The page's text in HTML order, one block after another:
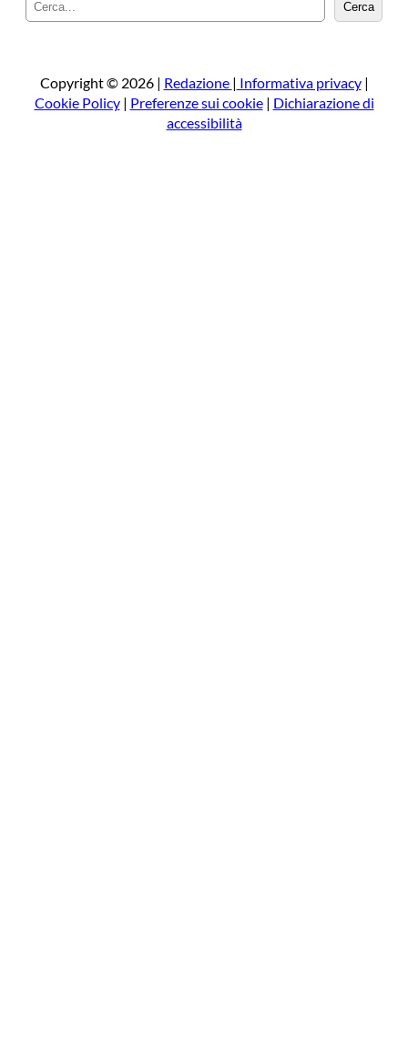
e
a
Cerca
Copyright © 2026 | Redazione | Informativa privacy|
Cookie Policy| Preferenze sui cookie| Dichiarazione di
accessibilità